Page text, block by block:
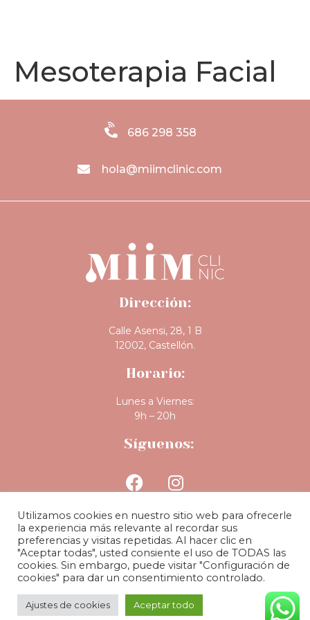
Mesoterapia Facial
686 298 358
hola@miimclinic.com
Dirección:
Calle Asensi, 28, 1 B
12002, Castellón.
Horario:
Lunes a Viernes:
9h – 20h
Síguenos:
BLOG| POLÍTICA DE PRIVACIDAD |POLÍTICA DE COOKIES|
AVISO LEGAL| COPYRIGHT MiiM Clinic 2024
Utilizamos cookies en nuestro sitio web para ofrecerle
la experiencia más relevante al recordar sus
preferencias y visitas repetidas. Al hacer clic en
"Aceptar todas", usted consiente el uso de TODAS las
cookies. Sin embargo, puede visitar "Configuración de
cookies" para dar un consentimiento controlado.
Ajustes de cookies Aceptar todo